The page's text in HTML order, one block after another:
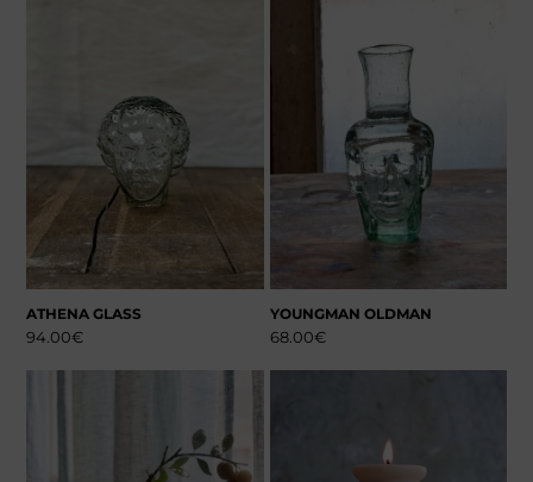
ATHENA GLASS
94.00€
YOUNGMAN OLDMAN
68.00€